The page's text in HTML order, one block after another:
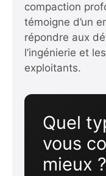
compaction
témoigne d’un
répondre aux
l’ingénierie et
exploitants.
Quel
vous
mieux ?